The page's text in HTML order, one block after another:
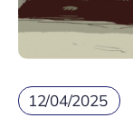
12/04/2025